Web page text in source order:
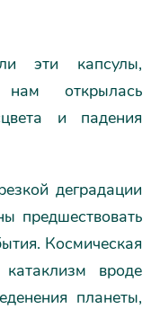
эти капсулы,
открылась
и падения
деградации
предшествовать
Космическая
катаклизм вроде
планеты,